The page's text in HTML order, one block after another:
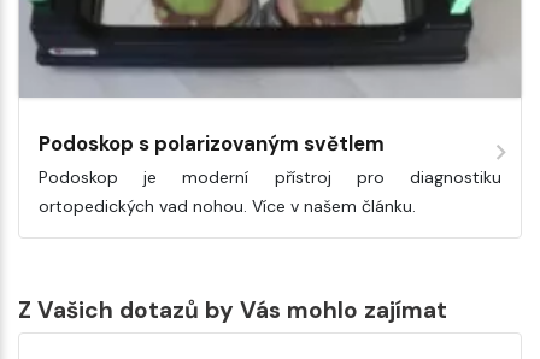
Podoskop s polarizovaným světlem
Podoskop je moderní přístroj pro diagnostiku
ortopedických vad nohou. Více v našem článku.
Z Vašich dotazů by Vás mohlo zajímat